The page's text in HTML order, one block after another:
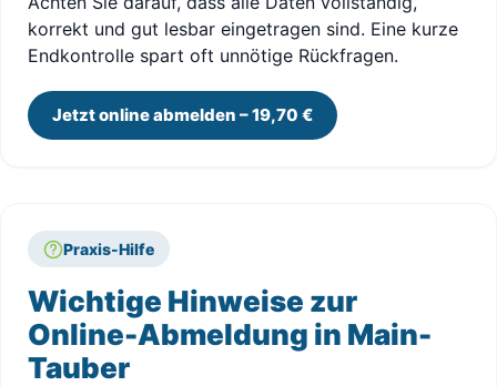
korrekt und gut lesbar eingetragen sind. Eine kurze
Endkontrolle spart oft unnötige Rückfragen.
Jetzt online abmelden – 19,70 €
Praxis-Hilfe
Wichtige Hinweise zur
Online-Abmeldung in Main-
Tauber